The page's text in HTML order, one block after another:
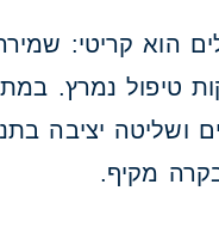
הוא קריטי:
טיפול נמרץ.
ושליטה יציבה
מקיף.